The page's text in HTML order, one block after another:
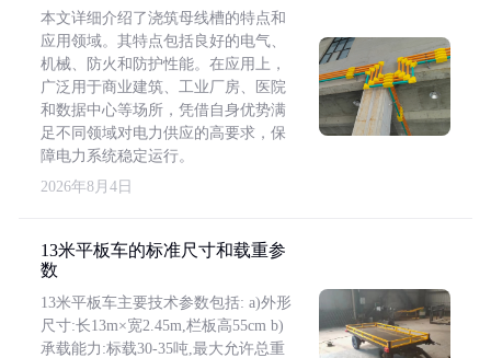
本文详细介绍了浇筑母线槽的特点和
应用领域。其特点包括良好的电气、
机械、防火和防护性能。在应用上，
广泛用于商业建筑、工业厂房、医院
和数据中心等场所，凭借自身优势满
足不同领域对电力供应的高要求，保
障电力系统稳定运行。
2026年8月4日
13米平板车的标准尺寸和载重参
数
13米平板车主要技术参数包括: a)外形
尺寸:长13m×宽2.45m,栏板高55cm b)
承载能力:标载30-35吨,最大允许总重